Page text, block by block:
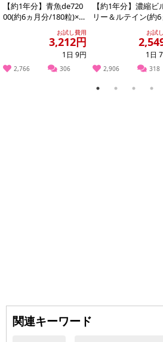
【約1年分】青魚de720
00(約6ヵ月分/180粒)×2
お試し費用
3,212円
1日 9円
2,766 306
【約1年分】濃縮ビ
リー＆ルテイン(約6
月分/360粒)×2袋お試
1日
2,906 318
1 2 3 4
関連キーワード